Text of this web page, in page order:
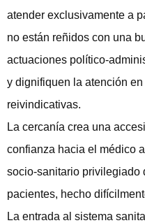
atender exclusivamente a
no están reñidos con una
actuaciones político-
y dignifiquen la atención
reivindicativas.
La cercanía crea una
confianza hacia el médico
socio-sanitario privilegiado
pacientes, hecho
La entrada al sistema